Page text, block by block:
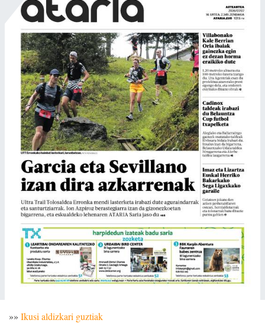
»» Ikusi aldizkari guztiak